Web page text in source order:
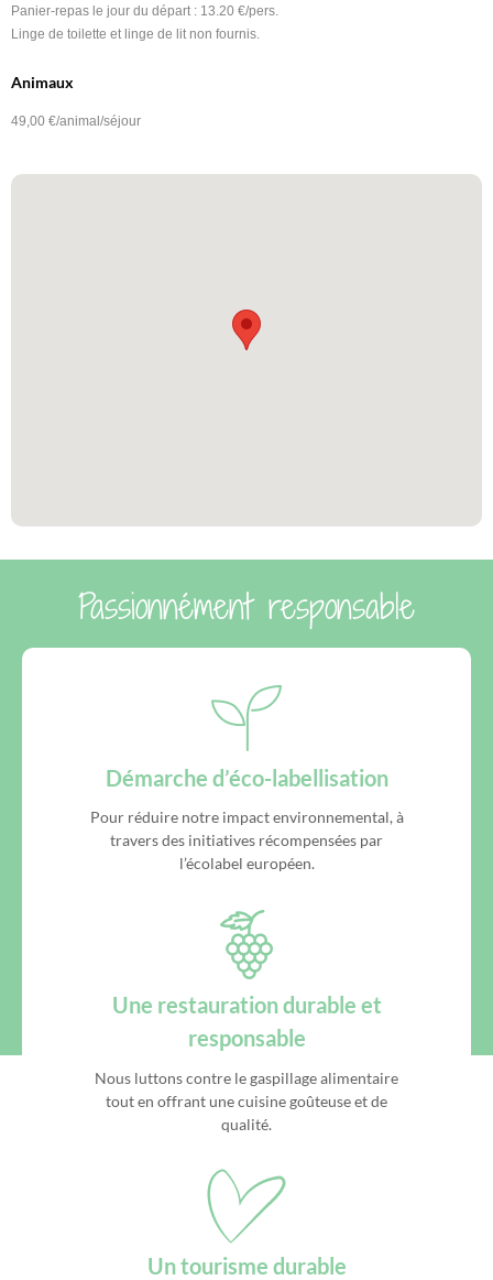
Panier-repas le jour du départ : 13.20 €/pers.
Linge de toilette et linge de lit non fournis.
Animaux
49,00 €/animal/séjour
Passionnément responsable
Démarche d’éco-labellisation
Pour réduire notre impact environnemental, à
travers des initiatives récompensées par
l’écolabel européen.
Une restauration durable et
responsable
Nous luttons contre le gaspillage alimentaire
tout en offrant une cuisine goûteuse et de
qualité.
Un tourisme durable